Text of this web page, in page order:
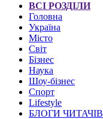
ВСІ РОЗДІЛИ
Головна
Україна
Місто
Світ
Бізнес
Наука
Шоу-бізнес
Спорт
Lifestyle
БЛОГИ ЧИТАЧІВ